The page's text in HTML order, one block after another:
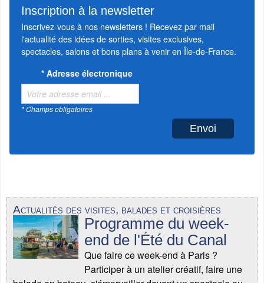
Inscription à la newsletter
Inscrivez-vous à nos newsletters ! Recevez par mail
l'actualité des idées de sorties, visites exclusives,
spectacles, salons et bons plans à venir en Île-de-France.
* Adresse électronique
* Champs obligatoires
Actualités des visites, balades et croisières
Programme du week-
end de l'Été du Canal
Que faire ce week-end à Paris ?
Participer à un atelier créatif, faire une